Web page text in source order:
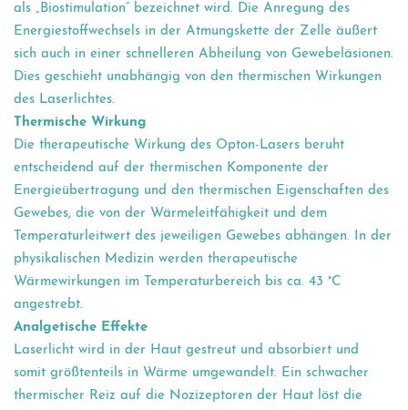
als „Biostimulation“ bezeichnet wird. Die Anregung des
Energiestoffwechsels in der Atmungskette der Zelle äußert
sich auch in einer schnelleren Abheilung von Gewebeläsionen.
Dies geschieht unabhängig von den thermischen Wirkungen
des Laserlichtes.
Thermische Wirkung
Die therapeutische Wirkung des Opton-Lasers beruht
entscheidend auf der thermischen Komponente der
Energieübertragung und den thermischen Eigenschaften des
Gewebes, die von der Wärmeleitfähigkeit und dem
Temperaturleitwert des jeweiligen Gewebes abhängen. In der
physikalischen Medizin werden therapeutische
Wärmewirkungen im Temperaturbereich bis ca. 43 °C
angestrebt.
Analgetische Effekte
Laserlicht wird in der Haut gestreut und absorbiert und
somit größtenteils in Wärme umgewandelt. Ein schwacher
thermischer Reiz auf die Nozizeptoren der Haut löst die